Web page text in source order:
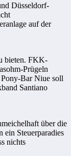
Düsseldorf-
auf der
bieten. FKK-
Prügeln
Bar Niue soll
Santiano
über die
ein Steuerparadies
nichts